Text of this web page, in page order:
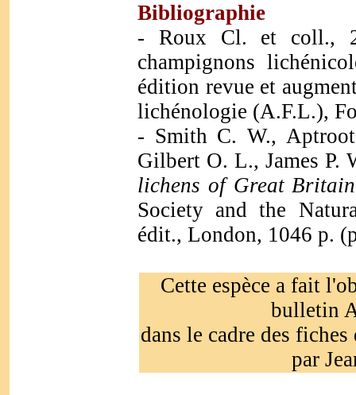
Bibliographie
- Roux Cl. et coll.,
champignons
édition revue et
lichénologie (A.F.L.),
- Smith C. W.,
Gilbert O. L., James P.
lichens of Great
Society and the
édit., London, 1046 p.
Cette espèce a fait
bulletin
dans le cadre des
par